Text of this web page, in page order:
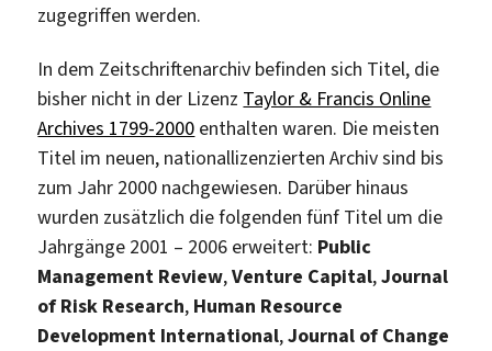
zugegriffen werden.
In dem Zeitschriftenarchiv befinden sich Titel, die
bisher nicht in der Lizenz Taylor & Francis Online
Archives 1799-2000 enthalten waren. Die meisten
Titel im neuen, nationallizenzierten Archiv sind bis
zum Jahr 2000 nachgewiesen. Darüber hinaus
wurden zusätzlich die folgenden fünf Titel um die
Jahrgänge 2001 – 2006 erweitert: Public
Management Review,Venture Capital,Journal
of Risk Research, Human Resource
Development International,Journal of Change